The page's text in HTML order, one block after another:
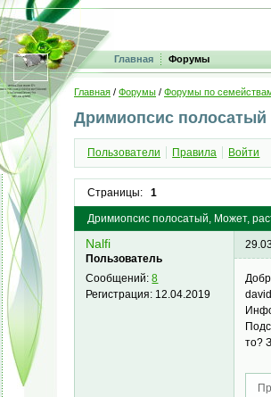
Главная Форумы
Главная / Форумы / Форумы по
Дримиопсис полосатый
Пользователи Правила Войти
Страницы: 1
Дримиопсис полосатый, Может,
Nalfi
Пользователь
Сообщений:8
Регистрация: 12.04.2019
то?